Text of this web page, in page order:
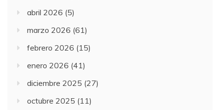
abril 2026 (5)
marzo 2026 (61)
febrero 2026 (15)
enero 2026 (41)
diciembre 2025 (27)
octubre 2025 (11)